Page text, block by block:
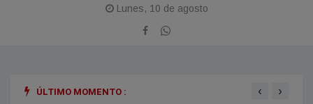
Lunes, 10 de agosto
ÚLTIMO MOMENTO : ‹ ›